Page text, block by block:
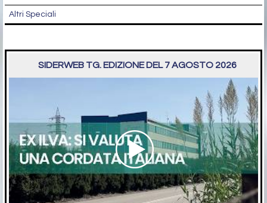
Altri Speciali
SIDERWEB TG. EDIZIONE DEL 7 AGOSTO 2026